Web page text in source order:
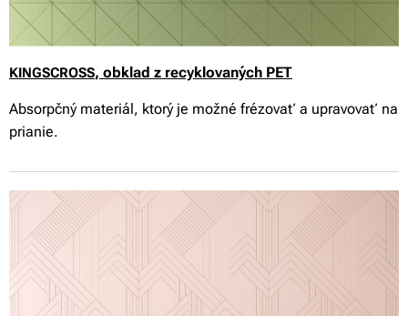
KINGSCROSS, obklad z recyklovaných PET
Absorpčný materiál, ktorý je možné frézovať a upravovať na
prianie.